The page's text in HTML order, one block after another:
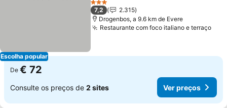
Escolha popular
3 Estrelas
7,2
2.315
Drogenbos, a 9.6 km de Evere
Restaurante com foco italiano e terraço
De € 72
Consulte os preços de 2 sites Ver preços